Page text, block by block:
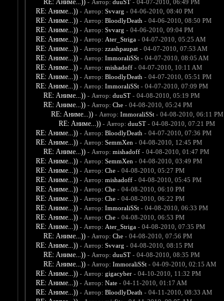
RE: Аниме...)) - Автор: duuST- 04-07-2010, 06:49 PM
RE: Аниме...)) - Автор: Svvarg - 04-06-2010, 08:40 PM
RE: Аниме...)) - Автор: BloodlyDeath - 04-06-2010, 08:50 PM
RE: Аниме...)) - Автор: Svvarg - 04-06-2010, 09:04 PM
RE: Аниме...)) - Автор: Ater_Striga- 04-07-2010, 05:25 AM
RE: Аниме...)) - Автор: zzashpaupat- 04-07-2010, 07:53 AM
RE: Аниме...)) - Автор: ImmoraliSSt- 04-07-2010, 08:05 AM
RE: Аниме...)) - Автор: mishadoff- 04-07-2010, 10:11 AM
RE: Аниме...)) - Автор: BloodlyDeath - 04-07-2010, 05:51 PM
RE: Аниме...)) - Автор: ImmoraliSSt- 04-07-2010, 07:09 PM
RE: Аниме...)) - Автор: duuST- 04-08-2010, 05:19 PM
RE: Аниме...)) - Автор: Che- 04-08-2010, 05:24 PM
RE: Аниме...)) - Автор: ImmoraliSSt- 04-08-2010, 06:11 PM
RE: Аниме...)) - Автор: duuST- 04-08-2010, 07:21 PM
RE: Аниме...)) - Автор: BloodlyDeath - 04-07-2010, 07:36 PM
RE: Аниме...)) - Автор: SemmXen - 04-08-2010, 12:45 PM
RE: Аниме...)) - Автор: mishadoff- 04-08-2010, 01:47 PM
RE: Аниме...)) - Автор: SemmXen - 04-08-2010, 03:49 PM
RE: Аниме...)) - Автор: Che- 04-08-2010, 05:27 PM
RE: Аниме...)) - Автор: mishadoff- 04-08-2010, 05:45 PM
RE: Аниме...)) - Автор: Che- 04-08-2010, 06:10 PM
RE: Аниме...)) - Автор: Che- 04-08-2010, 06:22 PM
RE: Аниме...)) - Автор: ImmoraliSSt- 04-08-2010, 06:33 PM
RE: Аниме...)) - Автор: Che- 04-08-2010, 06:53 PM
RE: Аниме...)) - Автор: Ater_Striga- 04-08-2010, 07:35 PM
RE: Аниме...)) - Автор: Che- 04-08-2010, 07:56 PM
RE: Аниме...)) - Автор: Svvarg - 04-08-2010, 08:15 PM
RE: Аниме...)) - Автор: duuST- 04-08-2010, 08:35 PM
RE: Аниме...)) - Автор: ImmoraliSSt- 04-09-2010, 02:15 AM
RE: Аниме...)) - Автор: gigacyber- 04-10-2010, 11:32 PM
RE: Аниме...)) - Автор: Nate- 04-11-2010, 01:17 AM
RE: Аниме...)) - Автор: BloodlyDeath - 04-11-2010, 08:33 AM